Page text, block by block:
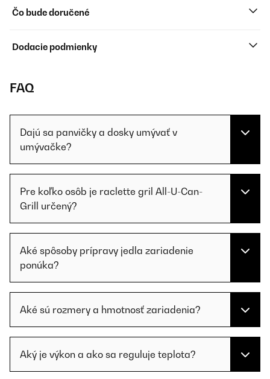
Čo bude doručené
Dodacie podmienky
FAQ
Dajú sa panvičky a dosky umývať v
umývačke?
Pre koľko osôb je raclette gril All-U-Can-
Grill určený?
Aké spôsoby prípravy jedla zariadenie
ponúka?
Aké sú rozmery a hmotnosť zariadenia?
Aký je výkon a ako sa reguluje teplota?